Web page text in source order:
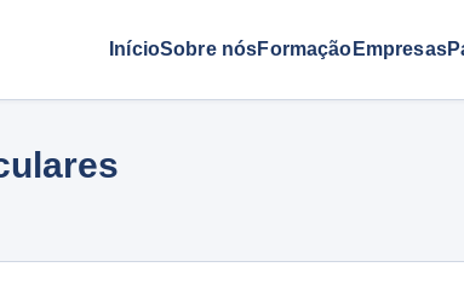
InícioSobre nósFormação Empresas